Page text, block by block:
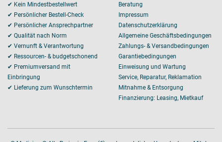
✔ Kein Mindestbestellwert
✔ Persönlicher Bestell-Check
✔ Persönlicher Ansprechpartner
✔ Qualität nach Norm
✔ Vernunft & Verantwortung
✔ Ressourcen- & budgetschonend
✔ Premiumversand mit
Einbringung
✔ Lieferung zum Wunschtermin
Beratung
Impressum
Datenschutzerklärung
Allgemeine Geschäftsbedingungen
Zahlungs- & Versandbedingungen
Garantiebedingungen
Einweisung und Wartung
Service, Reparatur, Reklamation
Mitnahme & Entsorgung
Finanzierung: Leasing, Mietkauf